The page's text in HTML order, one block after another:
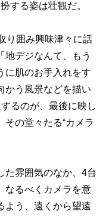
する姿は壮観だ。
り囲み興味津々に話
地デジなんて、もう
に肌のお手入れをす
かう風景などを描い
るのが、最後に映し
の堂々たる“カメラ
雰囲気のなか、4台
なるべくカメラを意
よう、遠くから望遠